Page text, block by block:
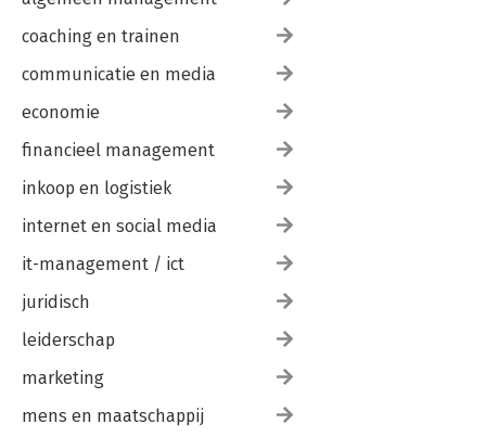
coaching en trainen
communicatie en media
economie
financieel management
inkoop en logistiek
internet en social media
it-management / ict
juridisch
leiderschap
marketing
mens en maatschappij